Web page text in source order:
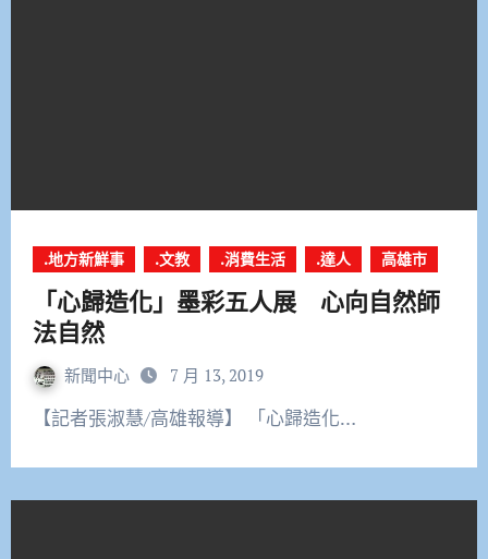
.地方新鮮事 .文教 .消費生活 .達人 高雄市
「心歸造化」墨彩五人展 心向自然師
法自然
新聞中心 7 月 13, 2019
【記者張淑慧/高雄報導】 「心歸造化…